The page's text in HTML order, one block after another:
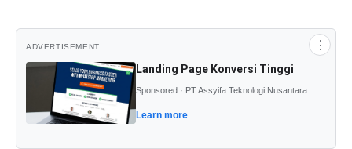
ADVERTISEMENT ⋮
Landing Page Konversi Tinggi
Sponsored · PT Assyifa Teknologi Nusantara
Learn more